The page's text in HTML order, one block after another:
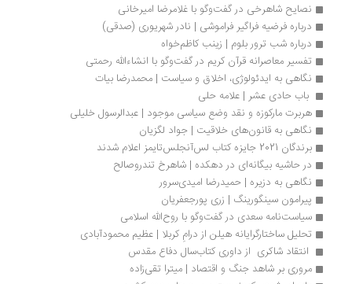
نصایح شاهرخی در گفت‌وگو با غلامرضا امیرخانی
درباره فرضیه فراگیر فراموشی | نادر شهریوری (صدقی)
درباره شب ترور بلوم | زینب کاظم‌خواه
تفسیر معاصرانه قرآن کریم در گفت‌وگو با انشاءالله رحمتی
نگاهی به ایدئولوژی، اخلاق و سیاست | محمدرضا بیات
باب حادی عشر | علامه حلی
هربرت مارکوزه و نقد وضع سیاسی موجود | عبدالرسول خلیلی
نگاهی به قانون‌های خلاقیت | جواد لگزیان
برندگان 2021 جایزه کتاب لس‌آنجلس‌تایمز اعلام شدند
در حاشیه بیگانه‌ای در دهکده | شاهرخ تندروصالح
نگاهی به دزیره | حمیدرضا امیدی‌سرور
پیرامون سینگورینگ | زری پورجعفریان
سیاست‌نامه سعدی در گفت‌وگو با روح‌الله اسلامی
تحلیل ساختارگرایانه هیلن از درامِ کربلا | عظیم محمودآبادی
انتقاد شاکری  از داوری کتاب‌سال دفاع مقدس
مروری بر شاهد جنگ و اقتصاد | میترا تقی‌زاده